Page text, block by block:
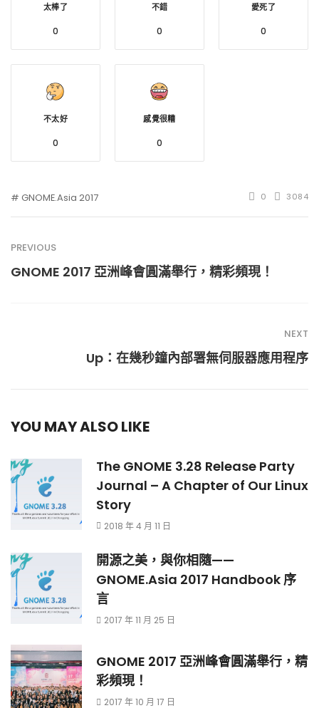
太棒了
0
不錯
0
愛死了
0
不太好
0
感覺很糟
0
GNOME.Asia 2017 0 3084
PREVIOUS
GNOME 2017 亞洲峰會圓滿舉行，精彩頻現！
NEXT
Up：在幾秒鐘內部署無伺服器應用程序
YOU MAY ALSO LIKE
The GNOME 3.28 Release Party
Journal – A Chapter of Our Linux
Story
2018 年 4 月 11 日
開源之美，與你相隨——
GNOME.Asia 2017 Handbook 序
言
2017 年 11 月 25 日
GNOME 2017 亞洲峰會圓滿舉行，精
彩頻現！
2017 年 10 月 17 日